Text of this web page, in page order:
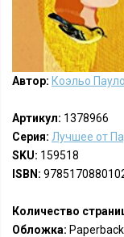
Автор: Коэльо Пауло
Артикул: 1378966
Серия: Лучшее от
SKU: 159518
ISBN:
Количество
Обложка: Paperback